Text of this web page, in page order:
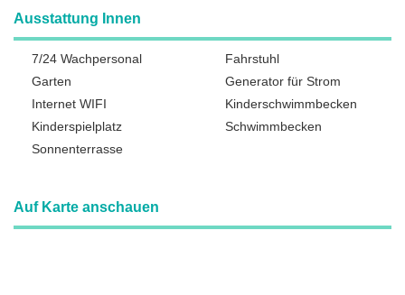
Ausstattung Innen
7/24 Wachpersonal
Fahrstuhl
Garten
Generator für Strom
Internet WIFI
Kinderschwimmbecken
Kinderspielplatz
Schwimmbecken
Sonnenterrasse
Auf Karte anschauen